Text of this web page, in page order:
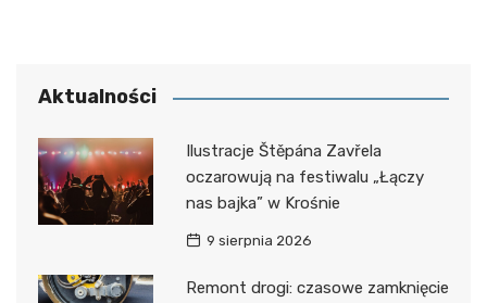
Aktualności
Ilustracje Štěpána Zavřela
oczarowują na festiwalu „Łączy
nas bajka” w Krośnie
9 sierpnia 2026
Remont drogi: czasowe zamknięcie